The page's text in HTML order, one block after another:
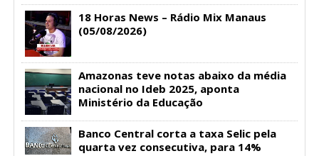
18 Horas News​​​​​​​​​​​​ – Rádio Mix Manaus
(05/08/2026)
Amazonas teve notas abaixo da média
nacional no Ideb 2025, aponta
Ministério da Educação
Banco Central corta a taxa Selic pela
quarta vez consecutiva, para 14%